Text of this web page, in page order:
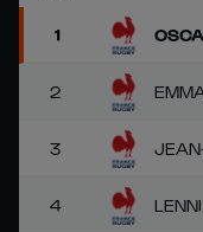
1
2
3
4